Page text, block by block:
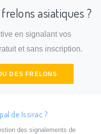
asiatiques ?
en signalant vos
et sans inscription.
DES FRELONS
de Issirac ?
des signalements de